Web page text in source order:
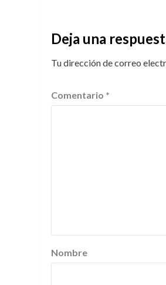
Deja una
Tu dirección de correo
Comentario *
Nombre